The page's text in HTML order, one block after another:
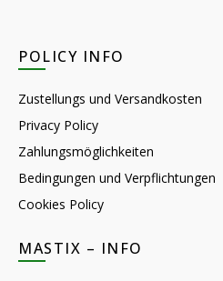
POLICY INFO
Zustellungs und Versandkosten
Privacy Policy
Zahlungsmöglichkeiten
Bedingungen und Verpflichtungen
Cookies Policy
MASTIX – INFO